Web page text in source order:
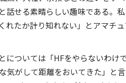
話せる素晴らしい趣味である。
れたか計り知れない」とアマチ
については「HFをやらないわけ
気がして距離をおいてきた」と